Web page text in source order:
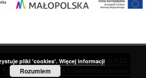
oprogramowaniuDInGO dLibra 6.3.22
Poznańskie Centrum Superkomputerowo-
pliki 'cookies'. Więcej informacji
Rozumiem